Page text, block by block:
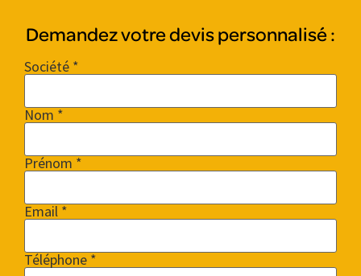
Demandez votre devis personnalisé :
Société *
Nom *
Prénom *
Email *
Téléphone *